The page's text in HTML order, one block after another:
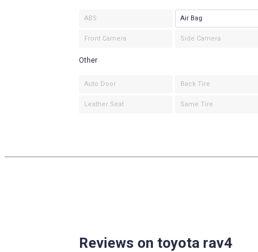
ABS Air Bag
Front Camera Side Camera
Other
Auto Door Back Tire
Leather Seat Same Tire
Reviews on toyota rav4